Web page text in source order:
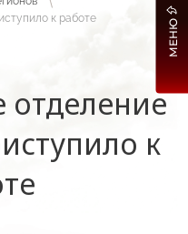
к работе
отделение
к
МЕНЮ